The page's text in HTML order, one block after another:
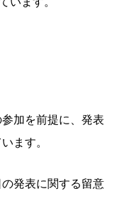
加を前提に、発表
ます。
発表に関する留意